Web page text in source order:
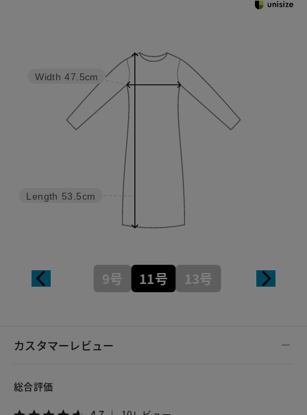
Length 53.5cm
Width 47.5cm
9号 11号 13号
カスタマーレビュー
総合評価